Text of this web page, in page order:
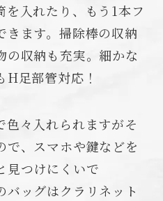
を入れたり、もう1本フ
きます。掃除棒の収納
の収納も充実。細かな
足部管対応！
々入れられますがそ
で、スマホや鍵などを
見つけにくいで
ッグはクラリネット